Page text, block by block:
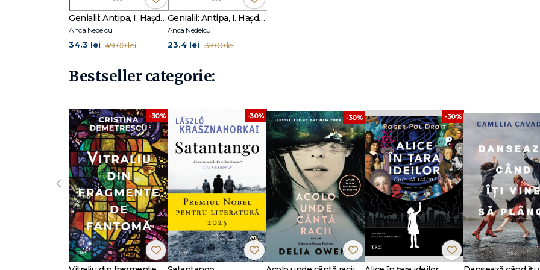
Genialii: Antipa, I. Hașdeu, Vuia, Brâncuși, Enescu. 1886 – Un an din copilăria lor
Anca Nedelcu
34.3 lei 49.00 lei
Genialii: Antipa, I. Hașdeu, Vuia, Brâncuși, Enescu. 1886 – Un an din copilăria lor
Anca Nedelcu
23.4 lei 39.00 lei
Bestseller categorie:
-30% -30% -30% -30%
‹